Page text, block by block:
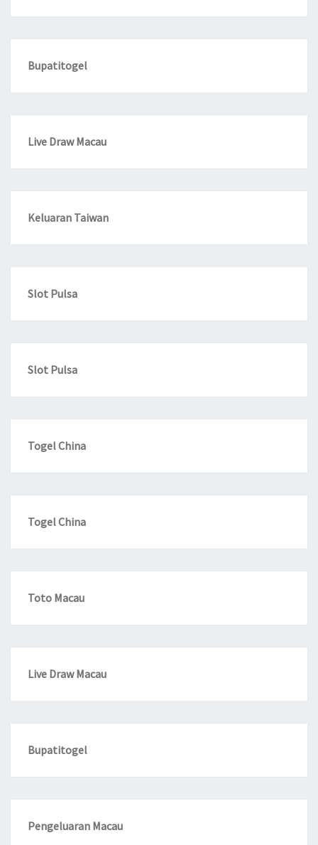
Bupatitogel
Live Draw Macau
Keluaran Taiwan
Slot Pulsa
Slot Pulsa
Togel China
Togel China
Toto Macau
Live Draw Macau
Bupatitogel
Pengeluaran Macau